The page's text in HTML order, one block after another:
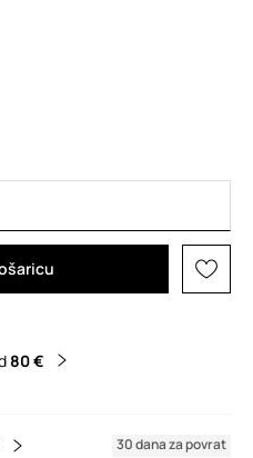
80 €
30 dana za povrat